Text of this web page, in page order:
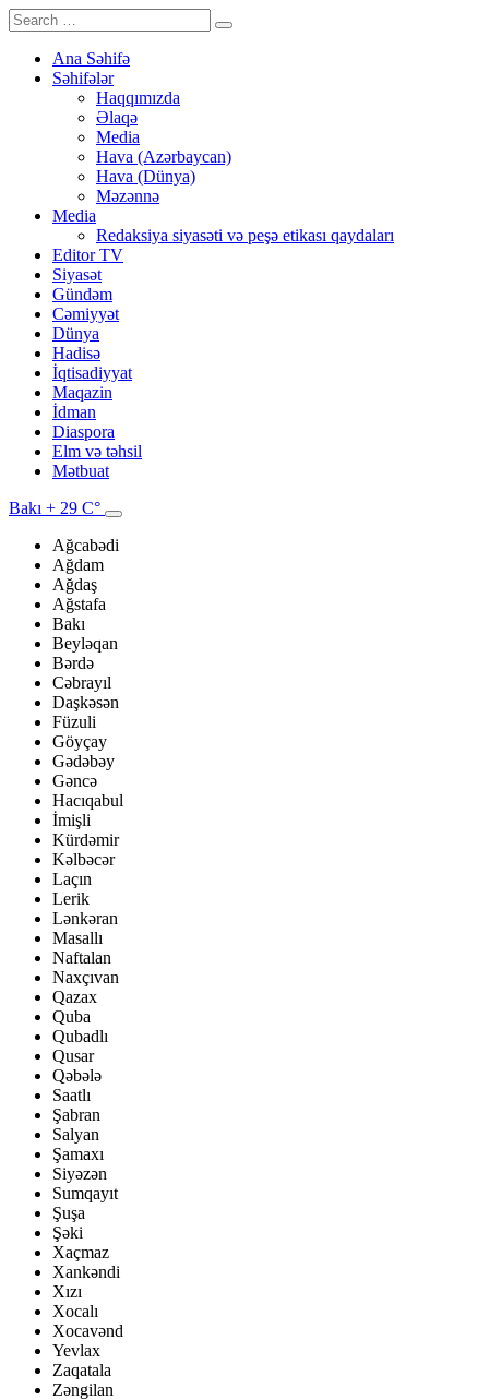
Ana Səhifə
Səhifələr
Haqqımızda
Əlaqə
Media
Hava (Azərbaycan)
Hava (Dünya)
Məzənnə
Media
Redaksiya siyasəti və peşə etikası qaydaları
Editor TV
Siyasət
Gündəm
Cəmiyyət
Dünya
Hadisə
İqtisadiyyat
Maqazin
İdman
Diaspora
Elm və təhsil
Mətbuat
Bakı + 29 C°
Ağcabədi
Ağdam
Ağdaş
Ağstafa
Bakı
Beyləqan
Bərdə
Cəbrayıl
Daşkəsən
Füzuli
Göyçay
Gədəbəy
Gəncə
Hacıqabul
İmişli
Kürdəmir
Kəlbəcər
Laçın
Lerik
Lənkəran
Masallı
Naftalan
Naxçıvan
Qazax
Quba
Qubadlı
Qusar
Qəbələ
Saatlı
Şabran
Salyan
Şamaxı
Siyəzən
Sumqayıt
Şuşa
Şəki
Xaçmaz
Xankəndi
Xızı
Xocalı
Xocavənd
Yevlax
Zaqatala
Zəngilan